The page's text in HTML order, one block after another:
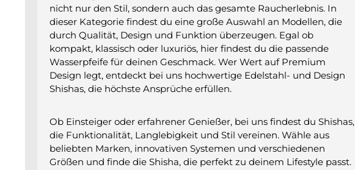
nicht nur den Stil, sondern auch das gesamte Raucherlebnis. In
dieser Kategorie findest du eine große Auswahl an Modellen, die
durch Qualität, Design und Funktion überzeugen. Egal ob
kompakt, klassisch oder luxuriös, hier findest du die passende
Wasserpfeife für deinen Geschmack. Wer Wert auf Premium
Design legt, entdeckt bei uns hochwertige Edelstahl- und Design
Shishas, die höchste Ansprüche erfüllen.
Ob Einsteiger oder erfahrener Genießer, bei uns findest du Shishas,
die Funktionalität, Langlebigkeit und Stil vereinen. Wähle aus
beliebten Marken, innovativen Systemen und verschiedenen
Größen und finde die Shisha, die perfekt zu deinem Lifestyle passt.